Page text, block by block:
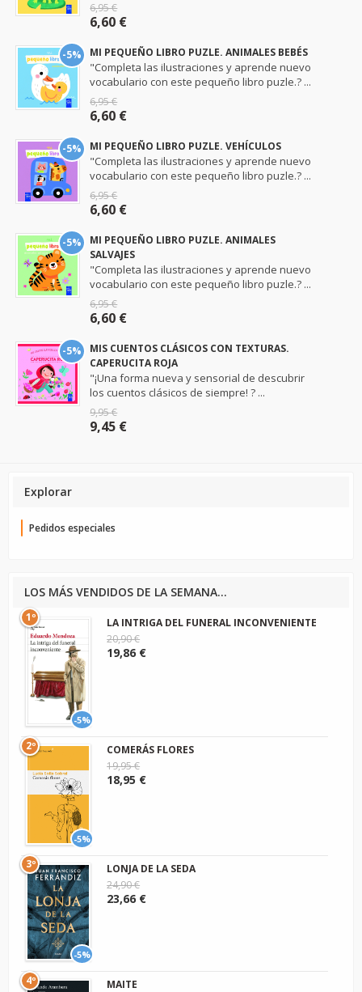
6,95 €
6,60 €
-5% MI PEQUEÑO LIBRO PUZLE. ANIMALES BEBÉS
"Completa las ilustraciones y aprende nuevo
vocabulario con este pequeño libro puzle.? ...
6,95 €
6,60 €
-5% MI PEQUEÑO LIBRO PUZLE. VEHÍCULOS
"Completa las ilustraciones y aprende nuevo
vocabulario con este pequeño libro puzle.? ...
6,95 €
6,60 €
-5%
MI PEQUEÑO LIBRO PUZLE. ANIMALES
SALVAJES
"Completa las ilustraciones y aprende nuevo
vocabulario con este pequeño libro puzle.? ...
6,95 €
6,60 €
-5%
MIS CUENTOS CLÁSICOS CON TEXTURAS.
CAPERUCITA ROJA
"¡Una forma nueva y sensorial de descubrir
los cuentos clásicos de siempre! ? ...
9,95 €
9,45 €
Explorar
Pedidos especiales
LOS MÁS VENDIDOS DE LA SEMANA...
-5%
1º
LA INTRIGA DEL FUNERAL INCONVENIENTE
20,90 €
19,86 €
-5%
2º
COMERÁS FLORES
19,95 €
18,95 €
-5%
3º
LONJA DE LA SEDA
24,90 €
23,66 €
4º
MAITE